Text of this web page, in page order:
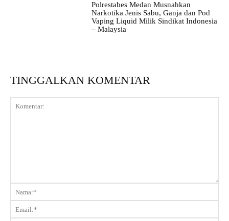
Polrestabes Medan Musnahkan
Narkotika Jenis Sabu, Ganja dan Pod
Vaping Liquid Milik Sindikat Indonesia
– Malaysia
TINGGALKAN KOMENTAR
Komentar: